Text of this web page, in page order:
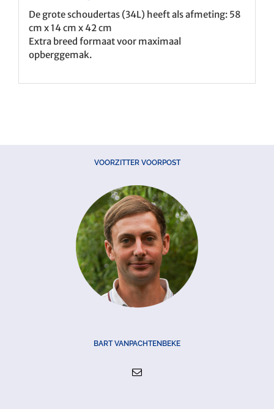
De grote schoudertas (34L) heeft als afmeting: 58
cm x 14 cm x 42 cm
Extra breed formaat voor maximaal
opberggemak.
VOORZITTER VOORPOST
BART VANPACHTENBEKE